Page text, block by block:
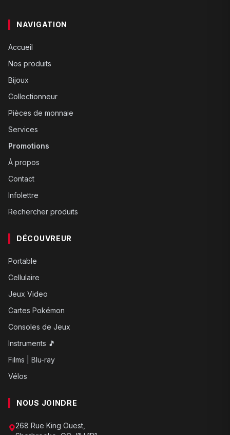
NAVIGATION
Accueil
Nos produits
Bijoux
Collectionneur
Pièces de monnaie
Services
Promotions
À propos
Contact
Infolettre
Rechercher produits
DÉCOUVREUR
Portable
Cellulaire
Jeux Video
Cartes Pokémon
Consoles de Jeux
Instruments 🎵
Films | Blu-ray
Vélos
NOUS JOINDRE
268 Rue King Ouest,